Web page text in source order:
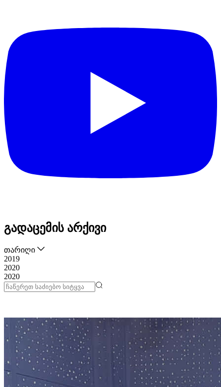
გადაცემის არქივი
თარიღი
2019
2020
2020